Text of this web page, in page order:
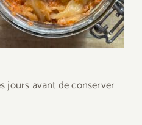
jours avant de conserver